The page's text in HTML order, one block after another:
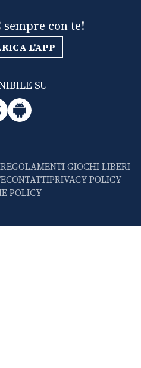
sempre con te!
L'APP
SU
REGOLAMENTI GIOCHI LIBERI
CONTATTIPRIVACY POLICY
POLICY